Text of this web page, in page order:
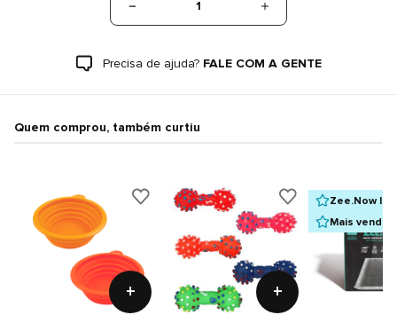
1
Precisa de ajuda? FALE COM A GENTE
Quem comprou, também curtiu
+ +
Zee.Now
Mais